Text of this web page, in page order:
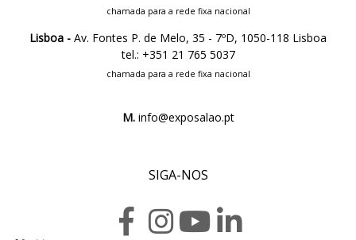
chamada para a rede fixa nacional
Lisboa - Av. Fontes P. de Melo, 35 - 7ºD, 1050-118 Lisboa
tel.: +351 21 765 5037
chamada para a rede fixa nacional
M.info@exposalao.pt
SIGA-NOS